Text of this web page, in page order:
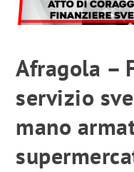
Afragola –
servizio
mano